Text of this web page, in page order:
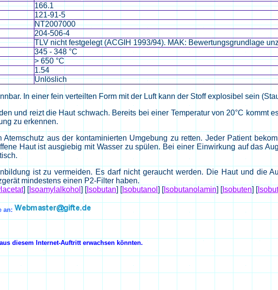
166.1
121-91-5
NT2007000
204-506-4
TLV nicht festgelegt (ACGIH 1993/94). MAK: Bewertungsgrundlage
345 - 348 °C
> 650 °C
1.54
Unlöslich
In einer fein verteilten Form mit der Luft kann der Stoff explosibel sein
und reizt die Haut schwach. Bereits bei einer Temperatur von 20°C kommt
zu erkennen.
aus der kontaminierten Umgebung zu retten. Jeder Patient
Haut ist ausgiebig mit Wasser zu spülen. Bei einer Einwirkung auf das
ist zu vermeiden. Es darf nicht geraucht werden. Die Haut und die
mindestens einen P2-Filter haben.
] [Isoamylalkohol ] [Isobutan] [Isobutanol ] [Isobutanolamin] [Isobuten] [
an:
diesem Internet-Auftritt erwachsen könnten.